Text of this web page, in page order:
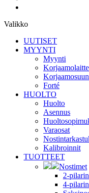
Valikko
UUTISET
MYYNTI
Myynti
Forté
HUOLTO
Huolto
Asennus
Varaosat
Kalibroinnit
TUOTTEET
Nostimet
2-
4-